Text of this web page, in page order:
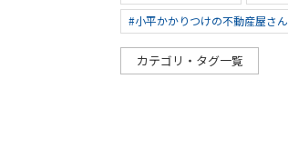
#小平かかりつけの不動産屋さん
カテゴリ・タグ一覧